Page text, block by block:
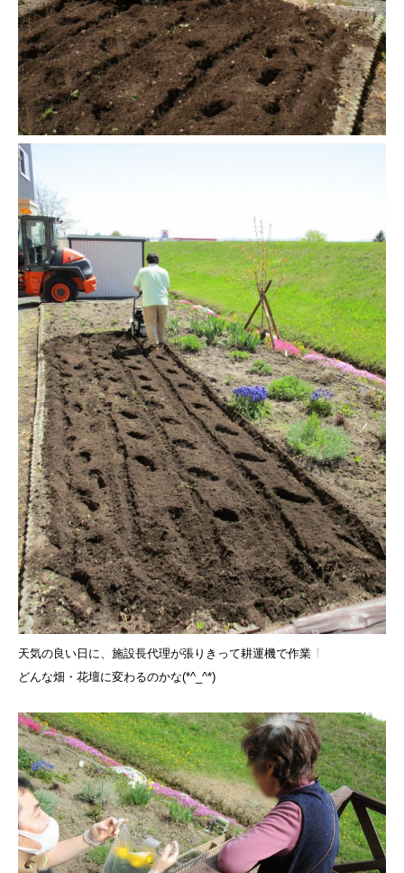
天気の良い日に、施設長代理が張りきって耕運機で作業
どんな畑・花壇に変わるのかな(*^_^*)